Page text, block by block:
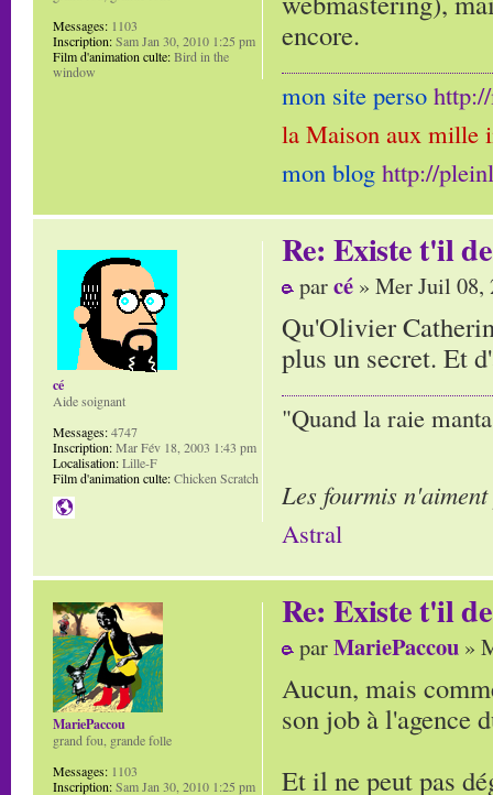
encore.
mon site perso
la Maison aux mille
mon blog http://
Messages: 1103
Inscription:Sam Jan 30, 2010 1:25 pm
Film d'animation culte:Bird in the
window
Re: Existe t'il
parcé » Mer Juil 08,
Qu'Olivier
plus un secret. Et
"Quand la raie
Les fourmis
Astral
cé
Aide soignant
Messages:4747
Inscription:Mar Fév 18, 2003 1:43 pm
Localisation:Lille-F
Film d'animation culte:Chicken Scratch
Re: Existe t'il
parMariePaccou »
Aucun, mais
son job à l'agence
Et il ne peut pas
MariePaccou
grand fou, grande folle
Messages: 1103
Inscription:Sam Jan 30, 2010 1:25 pm